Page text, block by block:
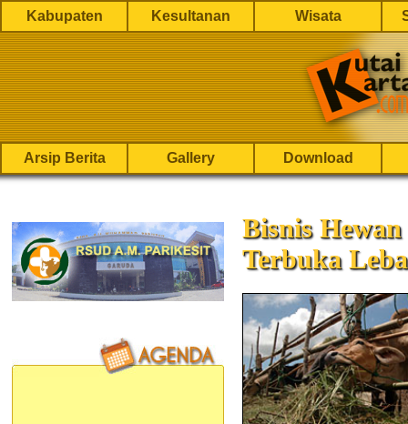
Kabupaten Kesultanan Wisata
Arsip Berita Gallery Download
Bisnis
Terbuka